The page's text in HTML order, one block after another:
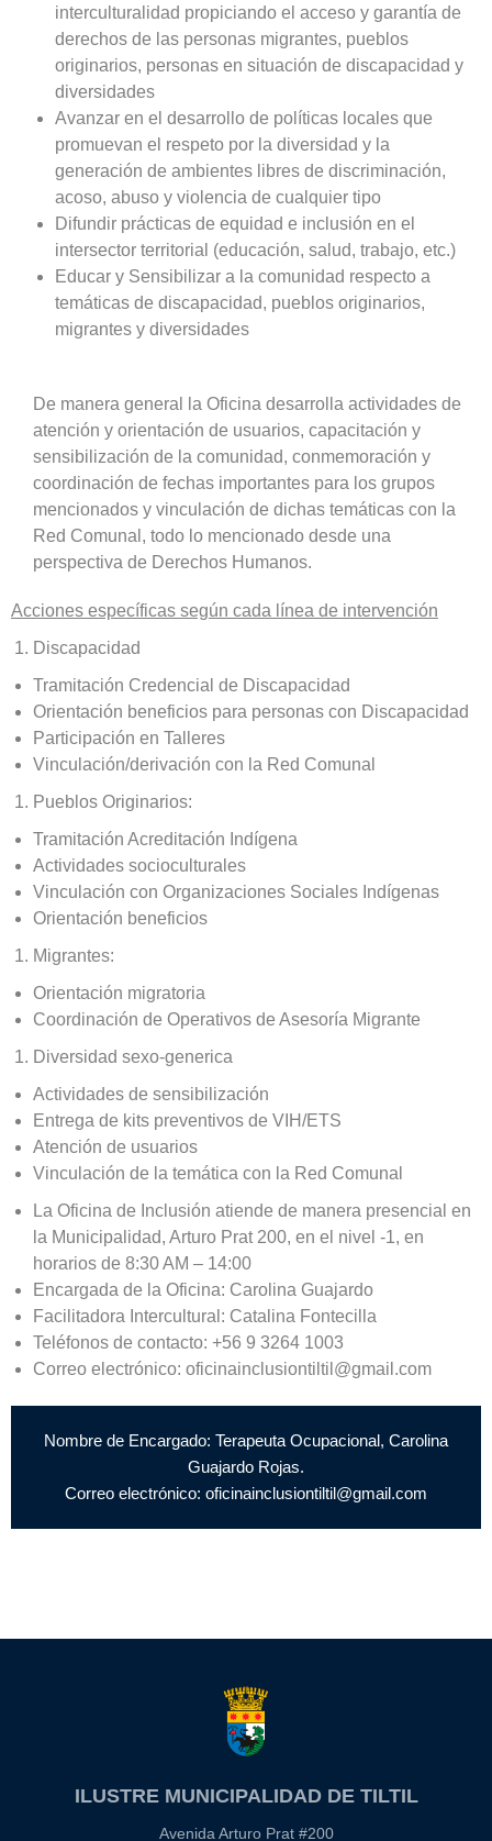
interculturalidad propiciando el acceso y garantía de
derechos de las personas migrantes, pueblos
originarios, personas en situación de discapacidad y
diversidades
Avanzar en el desarrollo de políticas locales que
promuevan el respeto por la diversidad y la
generación de ambientes libres de discriminación,
acoso, abuso y violencia de cualquier tipo
Difundir prácticas de equidad e inclusión en el
intersector territorial (educación, salud, trabajo, etc.)
Educar y Sensibilizar a la comunidad respecto a
temáticas de discapacidad, pueblos originarios,
migrantes y diversidades
De manera general la Oficina desarrolla actividades de
atención y orientación de usuarios, capacitación y
sensibilización de la comunidad, conmemoración y
coordinación de fechas importantes para los grupos
mencionados y vinculación de dichas temáticas con la
Red Comunal, todo lo mencionado desde una
perspectiva de Derechos Humanos.
Acciones específicas según cada línea de intervención
Discapacidad
Tramitación Credencial de Discapacidad
Orientación beneficios para personas con Discapacidad
Participación en Talleres
Vinculación/derivación con la Red Comunal
Pueblos Originarios:
Tramitación Acreditación Indígena
Actividades socioculturales
Vinculación con Organizaciones Sociales Indígenas
Orientación beneficios
Migrantes:
Orientación migratoria
Coordinación de Operativos de Asesoría Migrante
Diversidad sexo-generica
Actividades de sensibilización
Entrega de kits preventivos de VIH/ETS
Atención de usuarios
Vinculación de la temática con la Red Comunal
La Oficina de Inclusión atiende de manera presencial en
la Municipalidad, Arturo Prat 200, en el nivel -1, en
horarios de 8:30 AM – 14:00
Encargada de la Oficina: Carolina Guajardo
Facilitadora Intercultural: Catalina Fontecilla
Teléfonos de contacto: +56 9 3264 1003
Correo electrónico: oficinainclusiontiltil@gmail.com
Nombre de Encargado: Terapeuta Ocupacional, Carolina
Guajardo Rojas.
Correo electrónico: oficinainclusiontiltil@gmail.com
ILUSTRE MUNICIPALIDAD DE TILTIL
Avenida Arturo Prat #200